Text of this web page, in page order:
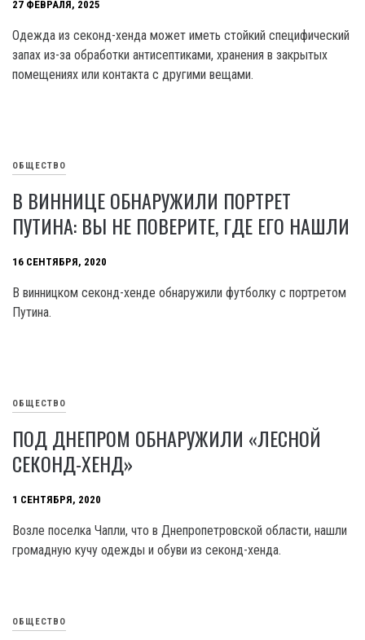
27 ФЕВРАЛЯ, 2025
Одежда из секонд-хенда может иметь стойкий специфический
запах из-за обработки антисептиками, хранения в закрытых
помещениях или контакта с другими вещами.
ОБЩЕСТВО
В ВИННИЦЕ ОБНАРУЖИЛИ ПОРТРЕТ
ПУТИНА: ВЫ НЕ ПОВЕРИТЕ, ГДЕ ЕГО НАШЛИ
16 СЕНТЯБРЯ, 2020
В винницком секонд-хенде обнаружили футболку с портретом
Путина.
ОБЩЕСТВО
ПОД ДНЕПРОМ ОБНАРУЖИЛИ «ЛЕСНОЙ
СЕКОНД-ХЕНД»
1 СЕНТЯБРЯ, 2020
Возле поселка Чапли, что в Днепропетровской области, нашли
громадную кучу одежды и обуви из секонд-хенда.
ОБЩЕСТВО